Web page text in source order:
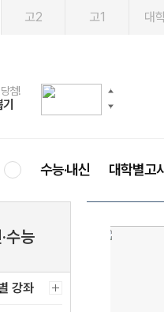
고2 고1 대
첨!
리브
시백
료혜택!
눔
수능·내신 대학별고
수능
강좌